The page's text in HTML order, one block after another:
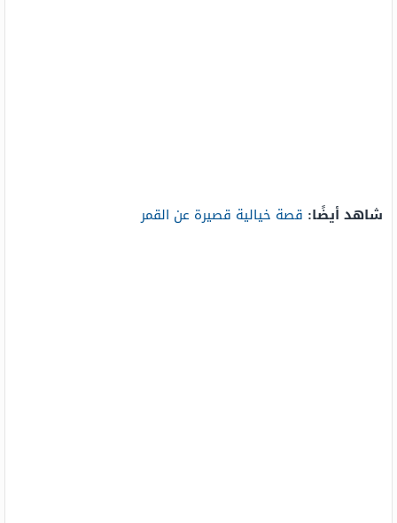
شاهد أيضًا: قصة خيالية قصيرة عن القمر